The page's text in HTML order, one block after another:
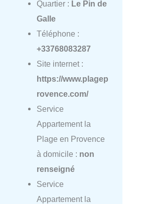
Quartier : Le Pin de
Galle
Téléphone :
+33768083287
Site internet :
https://www.plagep
rovence.com/
Service
Appartement la
Plage en Provence
à domicile : non
renseigné
Service
Appartement la